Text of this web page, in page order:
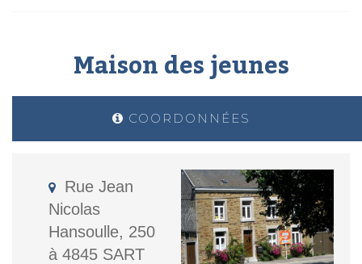
Maison des jeunes
COORDONNÉES
Rue Jean
Nicolas
Hansoulle, 250
à 4845 SART